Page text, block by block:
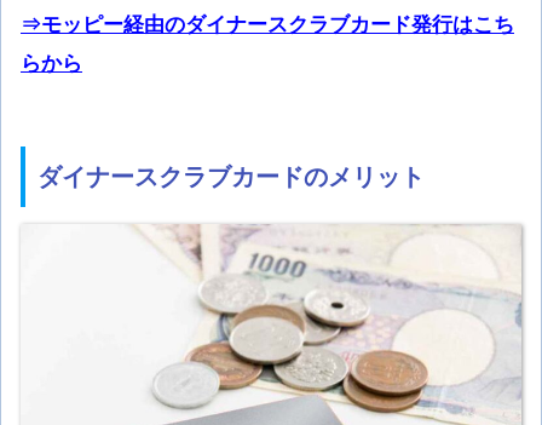
⇒モッピー経由のダイナースクラブカード発行はこち
らから
ダイナースクラブカードのメリット